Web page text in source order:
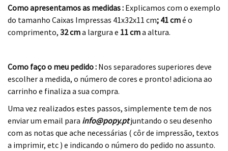
Como apresentamos as medidas : Explicamos com o exemplo
do tamanho Caixas Impressas 41x32x11 cm; 41 cmé o
comprimento, 32 cma largura e 11 cma altura.
Como faço o meu pedido : Nos separadores superiores deve
escolher a medida, o número de cores e pronto! adiciona ao
carrinho e finaliza a sua compra.
Uma vez realizados estes passos, simplemente tem de nos
enviar um email para info@popy.ptjuntando o seu desenho
com as notas que ache necessárias ( côr de impressão, textos
a imprimir, etc ) e indicando o número do pedido no assunto.